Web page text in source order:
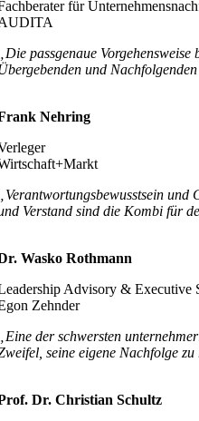
für
passgenaue
und
Nehring
und
Verstand sind die Kombi für
Wasko Rothmann
Advisory & Executive
Zehnder
der schwersten
seine eigene Nachfolge zu
Dr. Christian Schultz